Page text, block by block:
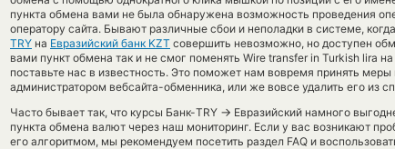
пункта обмена вами не была обнаружена возможность проведения
оператору сайта. Бывают различные сбои и неполадки в системе,
TRY на Евразийский банк KZT совершить невозможно, но доступен
вами пункт обмена так и не смог поменять Wire transfer in Turkish lira
поставьте нас в известность. Это поможет нам вовремя принять
администратором вебсайта-обменника, или же вовсе удалить его из
Часто бывает так, что курсы Банк-TRY → Евразийский намного
пункта обмена валют через наш мониторинг. Если у вас возникают
его алгоритмом, мы рекомендуем посетить раздел FAQ и